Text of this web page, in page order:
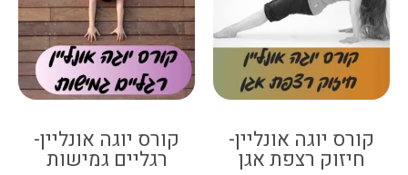
קורס יוגה אונליין-
חיזוק רצפת אגן
קורס יוגה אונליין-
רגליים גמישות